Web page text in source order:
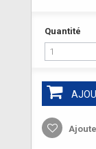
Quantité